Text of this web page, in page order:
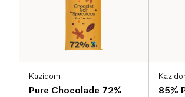
Kazidomi
Pure Chocolade 72%
85%